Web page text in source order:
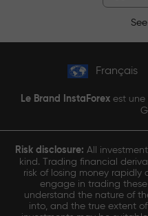
Français
Le Brand InstaForex est une
Risk disclosure: All
kind. Trading financial
risk of losing money rapidly
engage in trading these
understand the nature of
into, and the true extent